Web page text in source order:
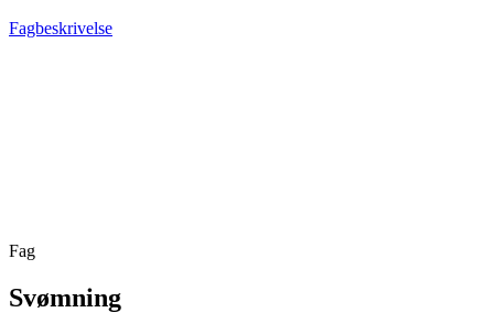
Fagbeskrivelse
Fag
Svømning